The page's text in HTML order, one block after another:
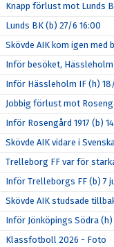
Knapp förlust mot Lunds
Lunds BK (b) 27/6 16:00
Skövde AIK kom igen
Inför besöket, Hässleholm
Inför Hässleholm IF (h)
Jobbig förlust mot
Inför Rosengård 1917 (b)
Skövde AIK vidare i
Trelleborg FF var för
Inför Trelleborgs FF (b) 7
Skövde AIK studsade
Inför Jönköpings Södra (h)
Klassfotboll 2026 - Foto